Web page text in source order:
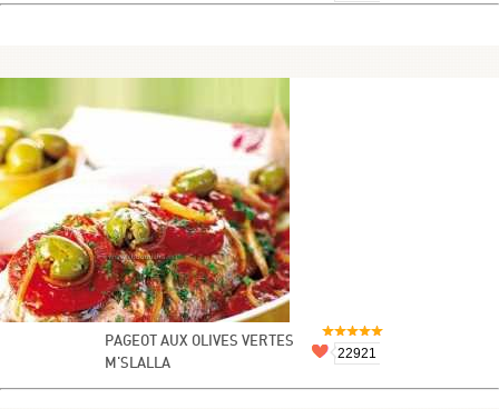
PAGEOT AUX OLIVES VERTES
M'SLALLA
22921